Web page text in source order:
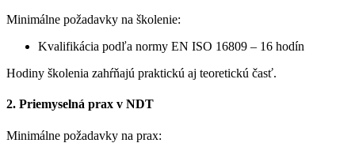
Minimálne požadavky na školenie:
Kvalifikácia podľa normy EN ISO 16809 – 16 hodín
Hodiny školenia zahŕňajú praktickú aj teoretickú časť.
2. Priemyselná prax v NDT
Minimálne požadavky na prax: